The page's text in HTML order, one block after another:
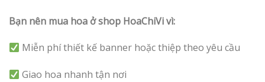
Bạn nên mua hoa ở shop HoaChiVi vì:
Miễn phí thiết kế banner hoặc thiệp theo yêu cầu
Giao hoa nhanh tận nơi